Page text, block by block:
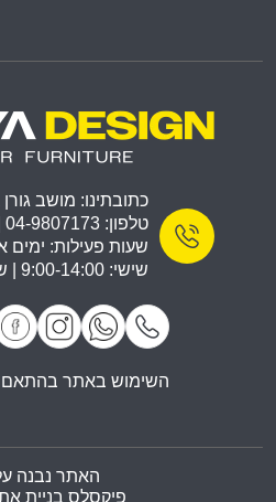
כתובתינו: מושב
טלפון: 04-9807173 | פקס: 04-8550248
שעות פעילות: ימים א׳-ה׳:
שישי: 9:00-14:00 | שבת: סגור
השימוש באתר בהתאם
האתר נבנה
פיקסלס בניית